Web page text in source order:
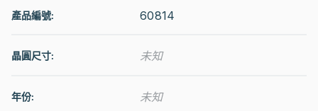
產品編號: 60814
晶圓尺寸: 未知
年份: 未知